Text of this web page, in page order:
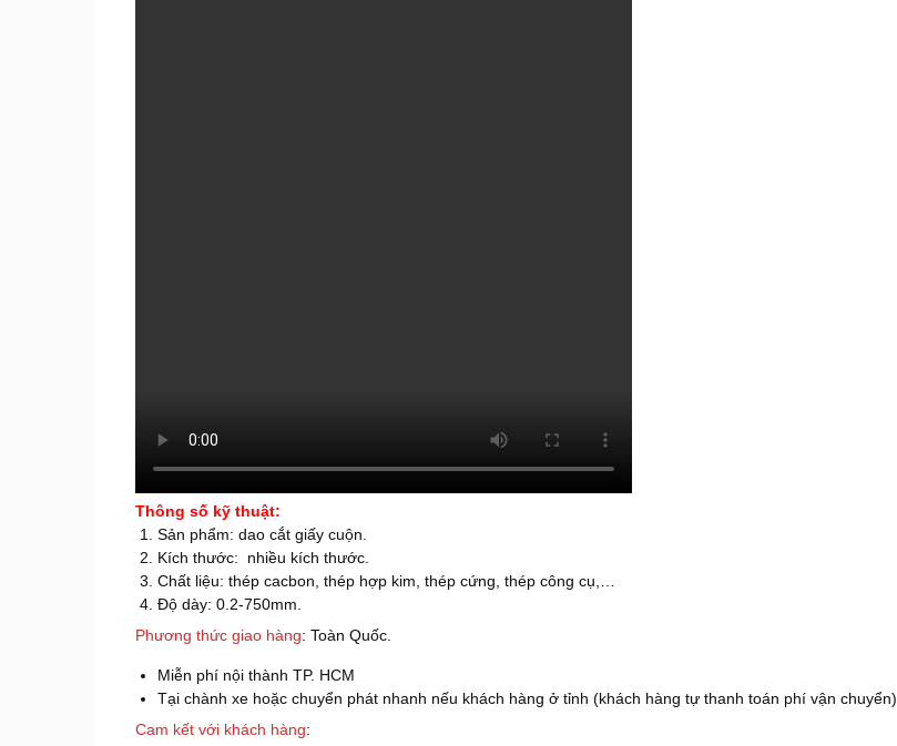
Thông số kỹ thuật:
Sản phẩm: dao cắt giấy cuộn.
Kích thước: nhiều kích thước.
Chất liệu: thép cacbon, thép hợp kim, thép cứng, thép công cụ,…
Độ dày: 0.2-750mm.
Phương thức giao hàng: Toàn Quốc.
Miễn phí nội thành TP. HCM
Tại chành xe hoặc chuyển phát nhanh nếu khách hàng ở tỉnh (khách hàng tự thanh toán phí vận chuyển)
Cam kết với khách hàng: